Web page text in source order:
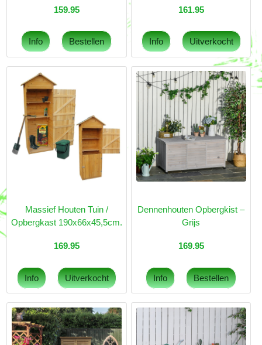
159.95 161.95
Massief Houten Tuin /
Opbergkast 190x66x45,5cm.
169.95
Dennenhouten Opbergkist –
Grijs
169.95